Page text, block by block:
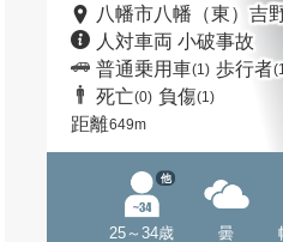
八幡市八幡（東）吉
人対車両 小破事故
普通乗用車(1) 歩行者
死亡(0) 負傷(1)
距離649m
25～34歳
他
曇